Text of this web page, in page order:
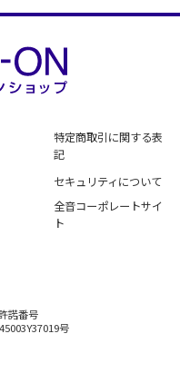
特定商取引に関する表
記
セキュリティについて
全音コーポレートサイ
ト
諾番号
号